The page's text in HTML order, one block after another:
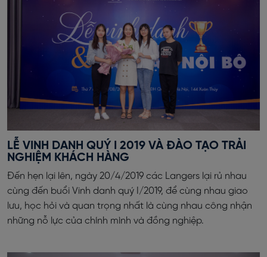
LỄ VINH DANH QUÝ I 2019 VÀ ĐÀO TẠO TRẢI
NGHIỆM KHÁCH HÀNG
Đến hẹn lại lên, ngày 20/4/2019 các Langers lại rủ nhau
cùng đến buổi Vinh danh quý I/2019, để cùng nhau giao
lưu, học hỏi và quan trọng nhất là cùng nhau công nhận
những nỗ lực của chính mình và đồng nghiệp.